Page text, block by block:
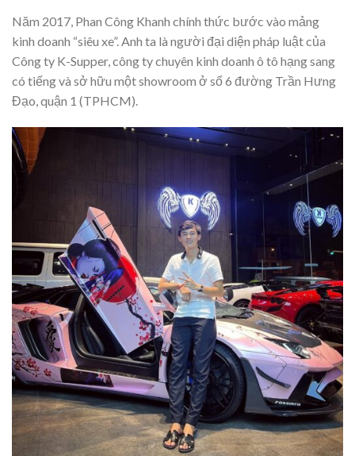
Năm 2017, Phan Công Khanh chính thức bước vào mảng
kinh doanh “siêu xe”. Anh ta là người đại diện pháp luật của
Công ty K-Supper, công ty chuyên kinh doanh ô tô hạng sang
có tiếng và sở hữu một showroom ở số 6 đường Trần Hưng
Đạo, quận 1 (TPHCM).